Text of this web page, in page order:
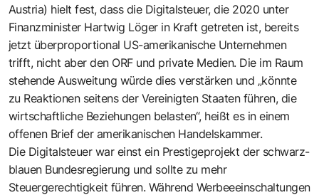
Austria) hielt fest, dass die Digitalsteuer, die 2020 unter
Finanzminister Hartwig Löger in Kraft getreten ist, bereits
jetzt überproportional US-amerikanische Unternehmen
trifft, nicht aber den ORF und private Medien. Die im Raum
stehende Ausweitung würde dies verstärken und „könnte
zu Reaktionen seitens der Vereinigten Staaten führen, die
wirtschaftliche Beziehungen belasten“, heißt es in einem
offenen Brief der amerikanischen Handelskammer.
Die Digitalsteuer war einst ein Prestigeprojekt der schwarz-
blauen Bundesregierung und sollte zu mehr
Steuergerechtigkeit führen. Während Werbeeeinschaltungen